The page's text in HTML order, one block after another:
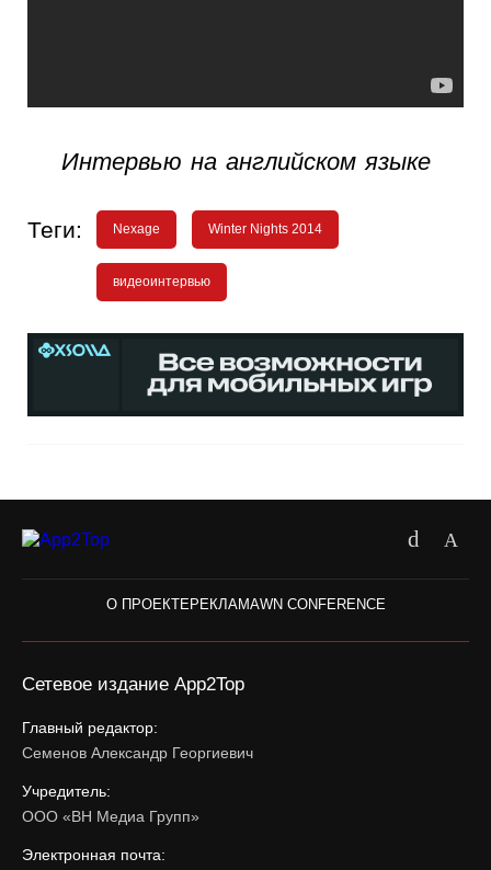
Интервью на английском языке
Теги: Nexage Winter Nights 2014
видеоинтервью
О ПРОЕКТЕРЕКЛАМАWN CONFERENCE
Сетевое издание App2Top
Главный редактор:
Семенов Александр Георгиевич
Учредитель:
ООО «ВН Медиа Групп»
Электронная почта: